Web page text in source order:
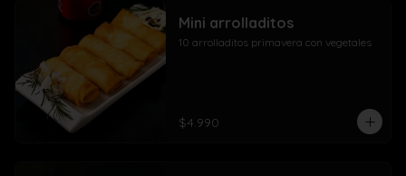
Mini arrolladitos
10 arrolladitos primavera con vegetales
$4.990